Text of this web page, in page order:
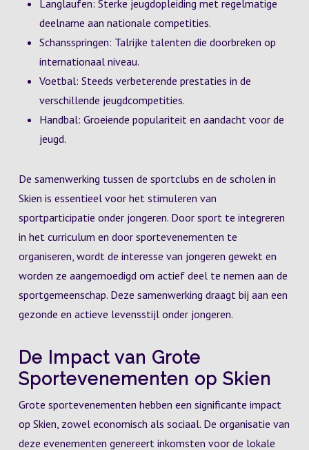
Langlaufen: Sterke jeugdopleiding met regelmatige
deelname aan nationale competities.
Schansspringen: Talrijke talenten die doorbreken op
internationaal niveau.
Voetbal: Steeds verbeterende prestaties in de
verschillende jeugdcompetities.
Handbal: Groeiende populariteit en aandacht voor de
jeugd.
De samenwerking tussen de sportclubs en de scholen in
Skien is essentieel voor het stimuleren van
sportparticipatie onder jongeren. Door sport te integreren
in het curriculum en door sportevenementen te
organiseren, wordt de interesse van jongeren gewekt en
worden ze aangemoedigd om actief deel te nemen aan de
sportgemeenschap. Deze samenwerking draagt bij aan een
gezonde en actieve levensstijl onder jongeren.
De Impact van Grote
Sportevenementen op Skien
Grote sportevenementen hebben een significante impact
op Skien, zowel economisch als sociaal. De organisatie van
deze evenementen genereert inkomsten voor de lokale